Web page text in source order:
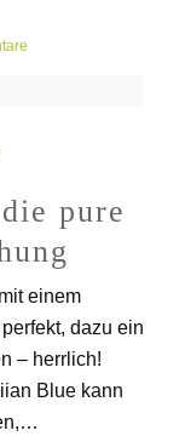
pure
einem
dazu ein
– herrlich!
Blue kann